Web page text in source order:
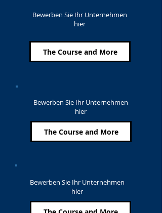
Bewerben Sie Ihr Unternehmen
hier
The Course and More
Bewerben Sie Ihr Unternehmen
hier
The Course and More
Bewerben Sie Ihr Unternehmen
hier